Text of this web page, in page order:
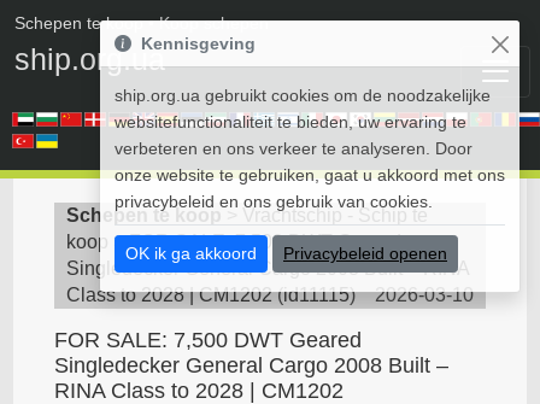
Schepen te koop• Koop schepen
ship.org.ua
Schepen te koop
Vrachtschip - Schip te
koop >FOR SALE: 7,500 DWT Geared
Singledecker General Cargo 2008 Built – RINA
Class to 2028 | CM1202(id11115) 2026-03-10
FOR SALE: 7,500 DWT Geared
Singledecker General Cargo 2008 Built –
RINA Class to 2028 | CM1202
Kennisgeving
ship.org.ua gebruikt cookies om de noodzakelijke
websitefunctionaliteit te bieden, uw ervaring te
verbeteren en ons verkeer te analyseren. Door
onze website te gebruiken, gaat u akkoord met ons
privacybeleid en ons gebruik van cookies.
OK ik ga akkoord Privacybeleid openen